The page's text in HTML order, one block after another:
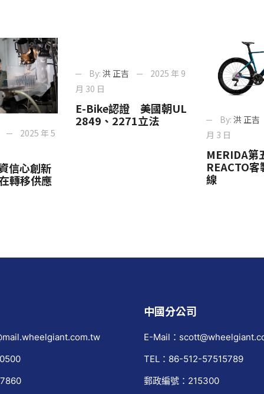
2025 年 5
信心創新
轉移供應
By:洪 正吉
2025 年 9
月 30 日
E-Bike認證 美國朝UL
2849、2271立法
By: 洪 正吉
月 3 日
MERIDA第
REACTO
線
中國分公司
E-Mail：
TEL：86-512-57515789
郵政編號：215300